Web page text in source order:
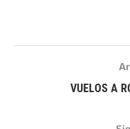
VUELOS A